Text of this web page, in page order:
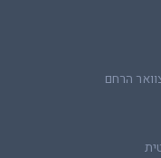
הרחם